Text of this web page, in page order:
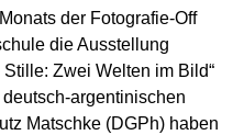
der Fotografie-Off
die Ausstellung
Zwei Welten im Bild“
argentinischen
Matschke (DGPh) haben